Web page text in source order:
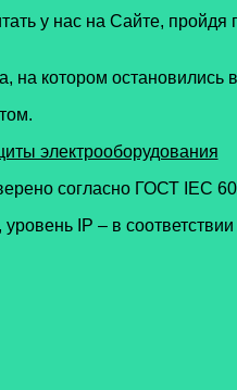
у нас на Сайте, пройдя
котором остановились в
электрооборудования
согласно ГОСТ IEC
IP – в